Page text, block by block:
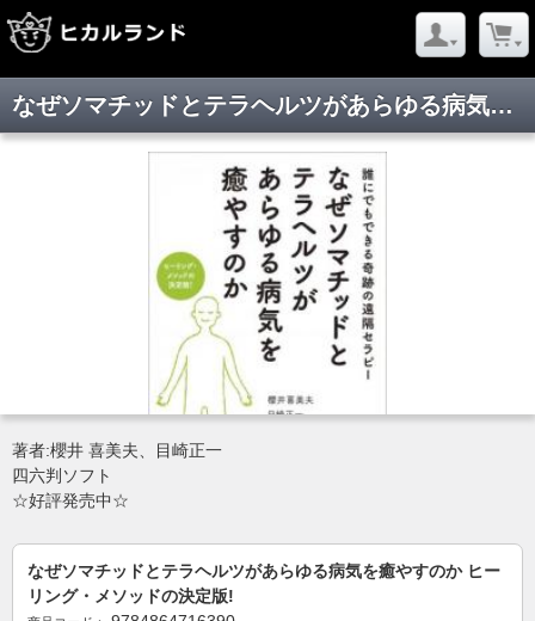
なぜソマチッドとテラヘルツがあらゆる病気を癒やすのか ヒーリング・メソッドの決定版!
著者:櫻井 喜美夫、目崎正一
四六判ソフト
☆好評発売中☆
なぜソマチッドとテラヘルツがあらゆる病気を癒やすのか ヒー
リング・メソッドの決定版!